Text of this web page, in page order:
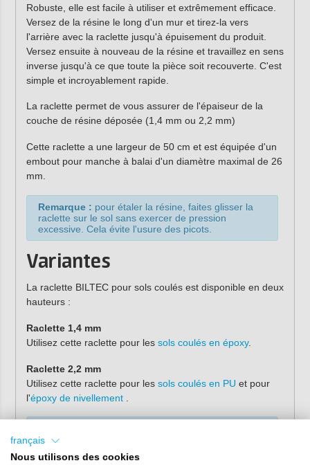
Robuste, elle est facile à utiliser et extrêmement efficace.
Versez de la résine le long d'un mur et tirez-la vers
l'arrière avec la raclette jusqu'à épuisement du produit.
Versez ensuite à nouveau de la résine et travaillez en sens
inverse jusqu'à ce que toute la pièce soit recouverte. C'est
simple et incroyablement rapide.
La raclette permet de vous assurer de l'épaiseur de la
couche de résine déposée (1,4 mm ou 2,2 mm)
Cette raclette a une largeur de 50 cm et est équipée d'un
embout pour manche à balai d'un diamètre maximal de 26
mm.
Remarque : pour étaler la résine, faites glisser la
raclette sur le sol sans exercer de pression
excessive. Cela évite l'usure des picots.
Variantes
La raclette BILTEC pour sols coulés est disponible en deux
hauteurs :
Raclette 1,4 mm
Utilisez cette raclette pour les sols coulés en époxy.
Raclette 2,2 mm
Utilisez cette raclette pour les sols coulés en PU et pour
l'époxy de nivellement
inclus
français
Nous utilisons des cookies